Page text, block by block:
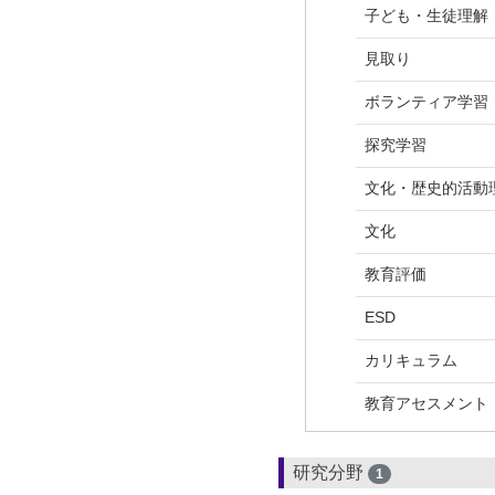
子ども・生徒理解
見取り
ボランティア学習
探究学習
文化・歴史的活動
文化
教育評価
ESD
カリキュラム
教育アセスメント
研究分野 1